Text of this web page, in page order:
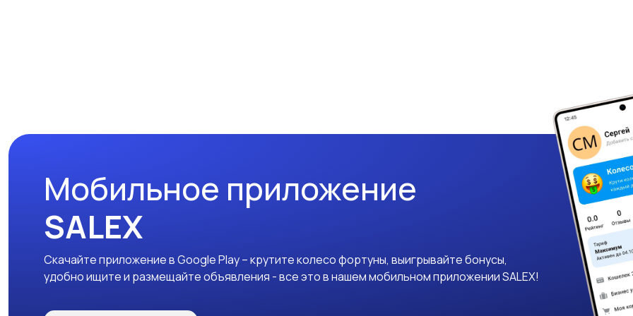
Мобильное приложение
SALEX
Скачайте приложение в Google Play – крутите колесо фортуны, выигрывайте бонусы,
удобно ищите и размещайте объявления - все это в нашем мобильном приложении SALEX!